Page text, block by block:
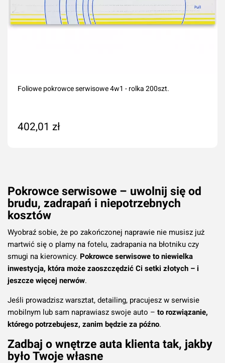
Foliowe pokrowce serwisowe 4w1 - rolka 200szt.
402,01 zł
Pokrowce serwisowe – uwolnij się od
brudu, zadrapań i niepotrzebnych
kosztów
Wyobraź sobie, że po zakończonej naprawie nie musisz już
martwić się o plamy na fotelu, zadrapania na błotniku czy
smugi na kierownicy. Pokrowce serwisowe to niewielka
inwestycja, która może zaoszczędzić Ci setki złotych – i
jeszcze więcej nerwów.
Jeśli prowadzisz warsztat, detailing, pracujesz w serwisie
mobilnym lub sam naprawiasz swoje auto – to rozwiązanie,
którego potrzebujesz, zanim będzie za późno.
Zadbaj o wnętrze auta klienta tak, jakby
było Twoje własne